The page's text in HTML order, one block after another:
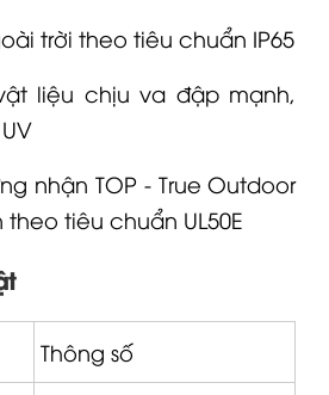
trời theo tiêu chuẩn IP65
liệu chịu va đập mạnh,
nhận TOP - True Outdoor
tiêu chuẩn UL50E
Thông số